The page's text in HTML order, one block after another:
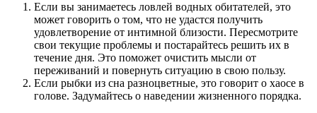
Если вы занимаетесь ловлей водных обитателей, это
может говорить о том, что не удастся получить
удовлетворение от интимной близости. Пересмотрите
свои текущие проблемы и постарайтесь решить их в
течение дня. Это поможет очистить мысли от
переживаний и повернуть ситуацию в свою пользу.
Если рыбки из сна разноцветные, это говорит о хаосе в
голове. Задумайтесь о наведении жизненного порядка.